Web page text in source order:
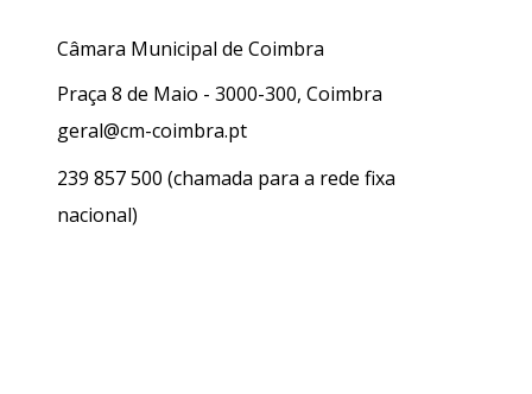
Câmara Municipal de Coimbra
Praça 8 de Maio - 3000-300, Coimbra
geral@cm-coimbra.pt
239 857 500 (chamada para a rede fixa
nacional)